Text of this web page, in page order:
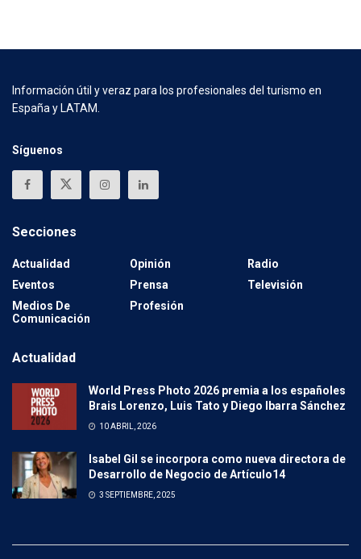
Información útil y veraz para los profesionales del turismo en
España y LATAM.
Síguenos
Secciones
Actualidad
Eventos
Medios De
Comunicación
Opinión
Prensa
Profesión
Radio
Televisión
Actualidad
World Press Photo 2026 premia a los españoles
Brais Lorenzo, Luis Tato y Diego Ibarra Sánchez
10 ABRIL, 2026
Isabel Gil se incorpora como nueva directora de
Desarrollo de Negocio de Artículo14
3 SEPTIEMBRE, 2025